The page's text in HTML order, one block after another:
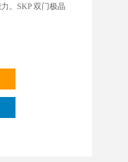
。SKP 双门极晶